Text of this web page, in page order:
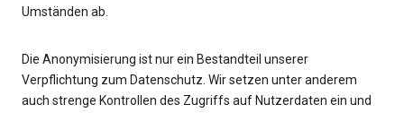
Umständen ab.
Die Anonymisierung ist nur ein Bestandteil unserer
Verpflichtung zum Datenschutz. Wir setzen unter anderem
auch strenge Kontrollen des Zugriffs auf Nutzerdaten ein und